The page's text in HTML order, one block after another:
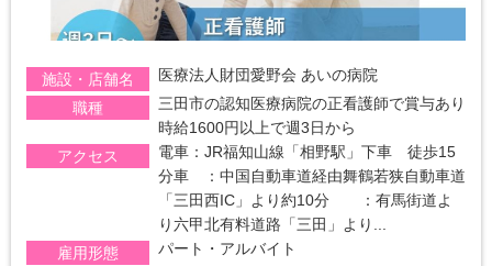
施設・店舗名
医療法人財団愛野会 あいの病院
職種
三田市の認知医療病院の正看護師で賞与あり
時給1600円以上で週3日から
アクセス
電車：JR福知山線「相野駅」下車 徒歩15
分車 ：中国自動車道経由舞鶴若狭自動車道
「三田西IC」より約10分 ：有馬街道よ
り六甲北有料道路「三田」より...
雇用形態
パート・アルバイト